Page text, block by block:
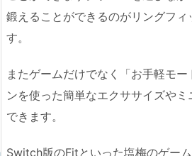
鍛えることができるのがリングフ
す。
またゲームだけでなく「お手軽モ
ンを使った簡単なエクササイズや
できます。
Switch版のFitといった塩梅のゲー